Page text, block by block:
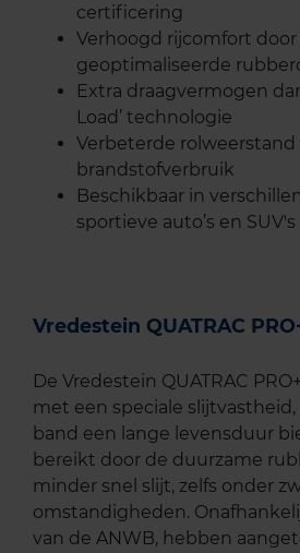
certificering
Verhoogd rijcomfort door
geoptimaliseerde
Extra draagvermogen
Load’ technologie
Verbeterde rolweerstand
brandstofverbruik
Beschikbaar in
sportieve auto’s en SUV's
Vredestein QUATRAC
De Vredestein QUATRAC
met een speciale slijtvastheid,
band een lange levensduur
bereikt door de duurzame
minder snel slijt, zelfs onder
omstandigheden.
van de ANWB, hebben